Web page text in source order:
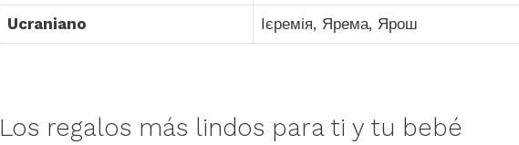
Ucraniano Ієремія, Ярема, Ярош
Los regalos más lindos para ti y tu bebé